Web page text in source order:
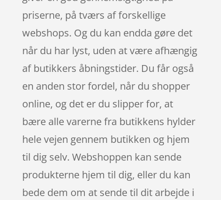
priserne, på tværs af forskellige
webshops. Og du kan endda gøre det
når du har lyst, uden at være afhængig
af butikkers åbningstider. Du får også
en anden stor fordel, når du shopper
online, og det er du slipper for, at
bære alle varerne fra butikkens hylder
hele vejen gennem butikken og hjem
til dig selv. Webshoppen kan sende
produkterne hjem til dig, eller du kan
bede dem om at sende til dit arbejde i